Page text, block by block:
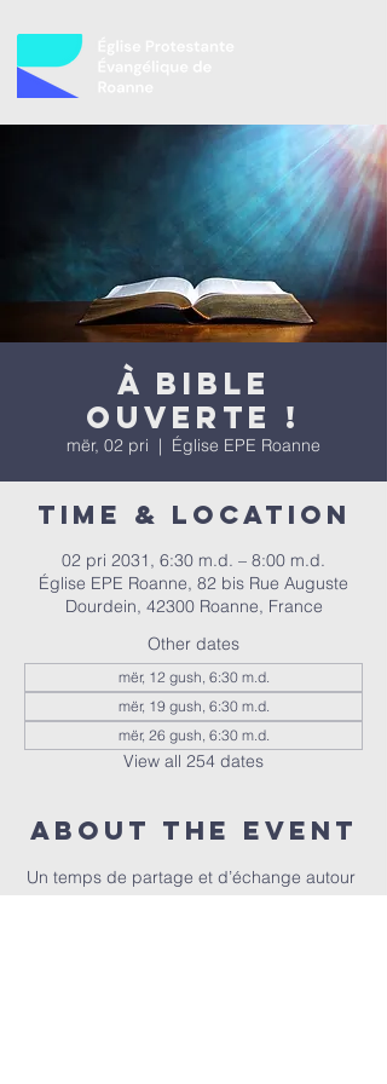
À bible
ouverte !
mër, 02 pri
  |
Église EPE Roanne
Time & Location
02 pri 2031, 6:30 m.d. – 8:00 m.d.
Église EPE Roanne, 82 bis Rue Auguste
Dourdein, 42300 Roanne, France
Other dates
mër, 12 gush, 6:30 m.d.
mër, 19 gush, 6:30 m.d.
mër, 26 gush, 6:30 m.d.
View all 254 dates
About the event
Un temps de partage et d’échange autour